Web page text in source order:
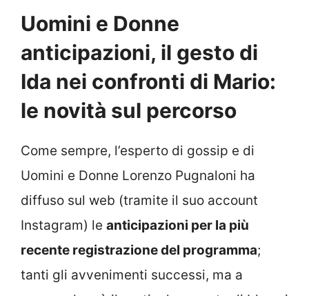
Uomini e Donne
anticipazioni, il gesto di
Ida nei confronti di Mario:
le novità sul percorso
Come sempre, l’esperto di gossip e di
Uomini e Donne Lorenzo Pugnaloni ha
diffuso sul web (tramite il suo account
Instagram) le anticipazioni per la più
recente registrazione del programma;
tanti gli avvenimenti successi, ma a